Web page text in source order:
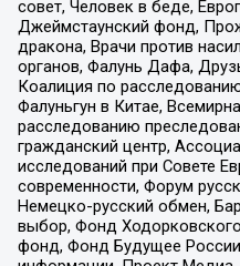
совет, Человек в беде,
Джеймстаунский фонд,
дракона, Врачи против
органов, Фалунь Дафа,
Коалиция по
Фалуньгун в Китае,
расследованию
гражданский центр,
исследований при Совете
современности, Форум
Немецко-русский обмен,
выбор, Фонд
фонд, Фонд Будущее